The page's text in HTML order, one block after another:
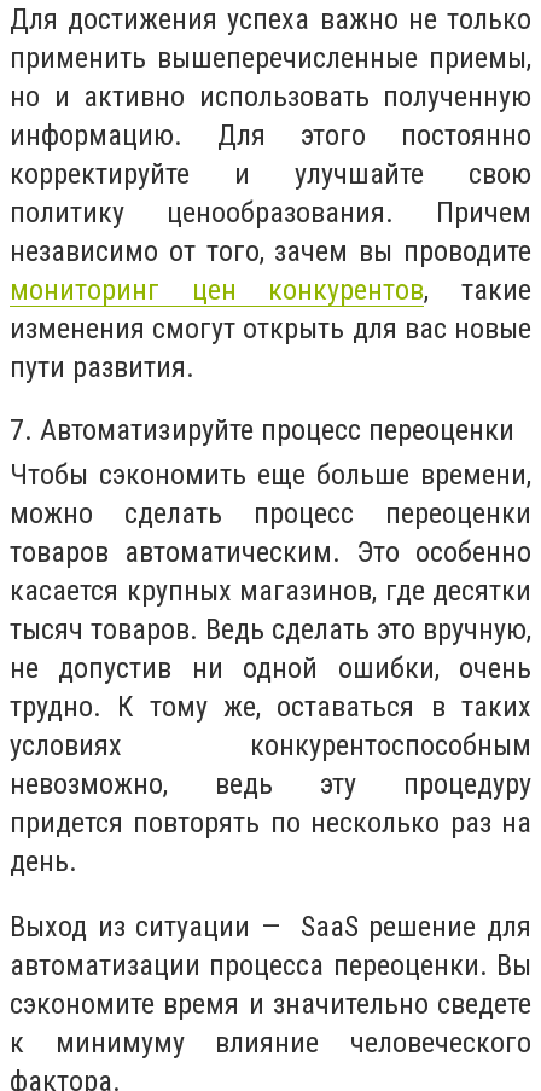
Для достижения успеха важно не только
применить вышеперечисленные приемы,
но и активно использовать полученную
информацию. Для этого постоянно
корректируйте и улучшайте свою
политику ценообразования. Причем
независимо от того, зачем вы проводите
мониторинг цен конкурентов, такие
изменения смогут открыть для вас новые
пути развития.
7. Автоматизируйте процесс переоценки
Чтобы сэкономить еще больше времени,
можно сделать процесс переоценки
товаров автоматическим. Это особенно
касается крупных магазинов, где десятки
тысяч товаров. Ведь сделать это вручную,
не допустив ни одной ошибки, очень
трудно. К тому же, оставаться в таких
условиях конкурентоспособным
невозможно, ведь эту процедуру
придется повторять по несколько раз на
день.
Выход из ситуации — SaaS решение для
автоматизации процесса переоценки. Вы
сэкономите время и значительно сведете
к минимуму влияние человеческого
фактора.